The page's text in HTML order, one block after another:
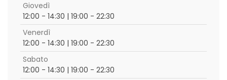
Giovedì
12:00 - 14:30 | 19:00 - 22:30
Venerdì
12:00 - 14:30 | 19:00 - 22:30
Sabato
12:00 - 14:30 | 19:00 - 22:30